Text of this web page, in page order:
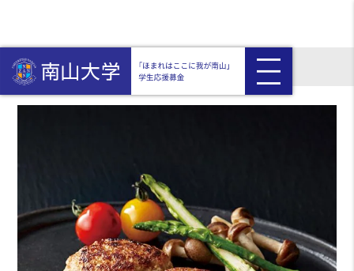
HOME 返礼品付き 鹿児島県産生ハンバーグ詰合せ